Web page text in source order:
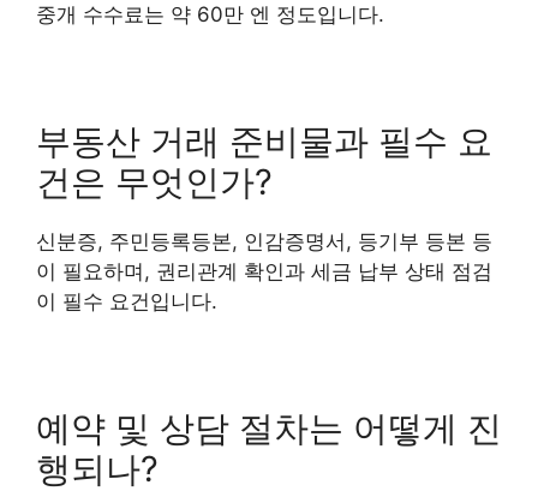
중개 수수료는 약 60만 엔 정도입니다.
부동산 거래 준비물과 필수 요
건은 무엇인가?
신분증, 주민등록등본, 인감증명서, 등기부 등본 등
이 필요하며, 권리관계 확인과 세금 납부 상태 점검
이 필수 요건입니다.
예약 및 상담 절차는 어떻게 진
행되나?